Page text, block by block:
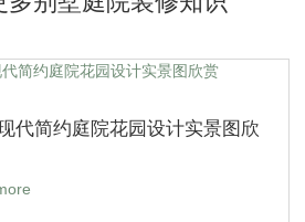
代简约庭院花园设计实景图欣